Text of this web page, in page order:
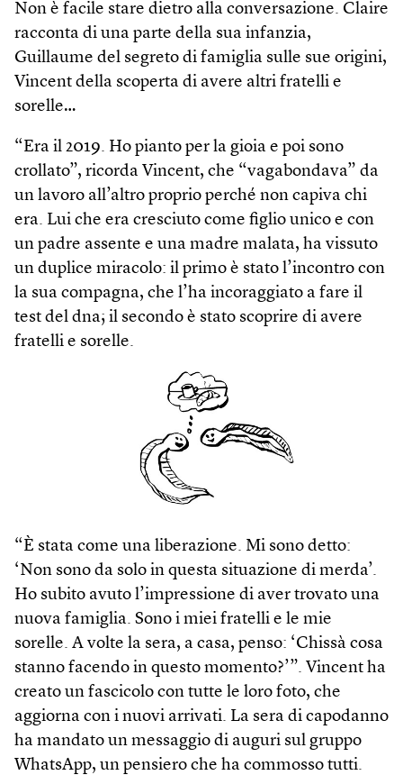
Non è facile stare dietro alla conversazione. Claire
racconta di una parte della sua infanzia,
Guillaume del segreto di famiglia sulle sue origini,
Vincent della scoperta di avere altri fratelli e
sorelle…
“Era il 2019. Ho pianto per la gioia e poi sono
crollato”, ricorda Vincent, che “vagabondava” da
un lavoro all’altro proprio perché non capiva chi
era. Lui che era cresciuto come figlio unico e con
un padre assente e una madre malata, ha vissuto
un duplice miracolo: il primo è stato l’incontro con
la sua compagna, che l’ha incoraggiato a fare il
test del dna; il secondo è stato scoprire di avere
fratelli e sorelle.
“È stata come una liberazione. Mi sono detto:
‘Non sono da solo in questa situazione di merda’.
Ho subito avuto l’impressione di aver trovato una
nuova famiglia. Sono i miei fratelli e le mie
sorelle. A volte la sera, a casa, penso: ‘Chissà cosa
stanno facendo in questo momento?’”. Vincent ha
creato un fascicolo con tutte le loro foto, che
aggiorna con i nuovi arrivati. La sera di capodanno
ha mandato un messaggio di auguri sul gruppo
WhatsApp, un pensiero che ha commosso tutti.